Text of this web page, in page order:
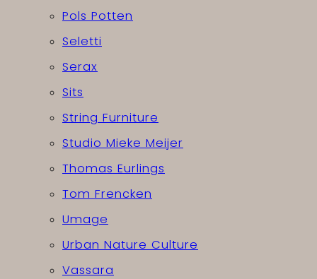
Pols Potten
Seletti
Serax
Sits
String Furniture
Studio Mieke Meijer
Thomas Eurlings
Tom Frencken
Umage
Urban Nature Culture
Vassara